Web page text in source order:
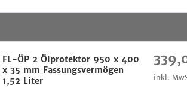
FL-ÖP 2 Ölprotektor 950 x 400
x 35 mm Fassungsvermögen
1,52 Liter
inkl.